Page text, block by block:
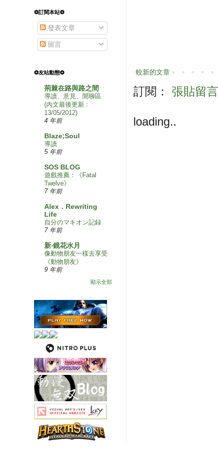
較新的文章
訂閱： 張貼留
loading..
❂訂閱本站❂
發表文章
留言
❂友站動態❂
荊棘在路與路之間
導讀、意見、閒聊區
(內文最後更新﹕
13/05/2012)
4 年前
Blaze;Soul
導讀
5 年前
SOS BLOG
遊戲推薦：《Fatal
Twelve》
7 年前
Alex．Rewriting
Life
自分のマキオン記録
7 年前
新‧鏡花水月
像動物朋友一樣去享受
《動物朋友》
9 年前
顯示全部